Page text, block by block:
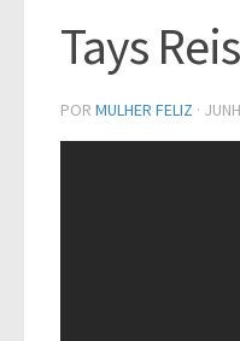
Tays
POR MULHER FELIZ ·